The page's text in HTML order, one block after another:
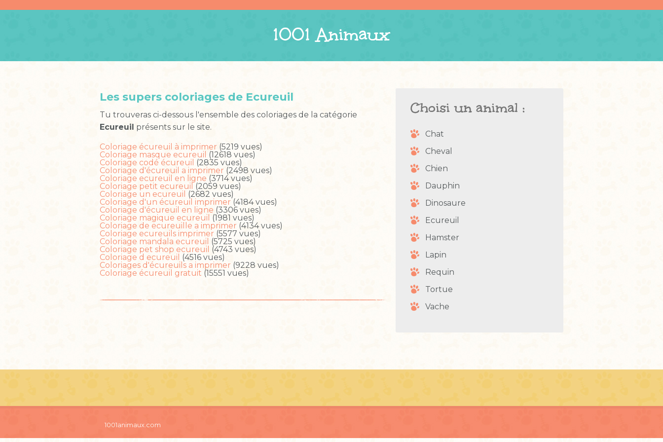
1001 Animaux
Les supers coloriages de Ecureuil
Tu trouveras ci-dessous l'ensemble des coloriages de la catégorie
Ecureuil présents sur le site.
Coloriage écureuil à imprimer (5219 vues)
Coloriage masque ecureuil (12618 vues)
Coloriage codé écureuil (2835 vues)
Coloriage d'écureuil a imprimer (2498 vues)
Coloriage ecureuil en ligne (3714 vues)
Coloriage petit ecureuil (2059 vues)
Coloriage un ecureuil (2682 vues)
Coloriage d'un écureuil imprimer (4184 vues)
Coloriage d'écureuil en ligne (3306 vues)
Coloriage magique ecureuil (1981 vues)
Coloriage de ecureuille a imprimer (4134 vues)
Coloriage ecureuils imprimer (5577 vues)
Coloriage mandala ecureuil (5725 vues)
Coloriage pet shop ecureuil (4743 vues)
Coloriage d ecureuil (4516 vues)
Coloriages d'écureuils a imprimer (9228 vues)
Coloriage écureuil gratuit (15551 vues)
Choisi un animal :
Chat
Cheval
Chien
Dauphin
Dinosaure
Ecureuil
Hamster
Lapin
Requin
Tortue
Vache
1001animaux.com